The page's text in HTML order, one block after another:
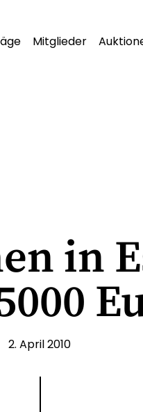
Mitglieder
in
2. April 2010